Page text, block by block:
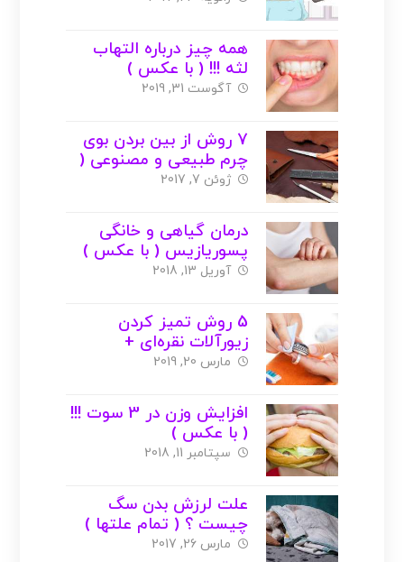
همه چیز درباره التهاب
لثه !!! ( با عکس )
آگوست 31, 2019
7 روش از بین بردن بوی
چرم طبیعی و مصنوعی (
با عکس )
ژوئن 7, 2017
درمان گیاهی و خانگی
پسوریازیس ( با عکس )
آوریل 13, 2018
5 روش تمیز کردن
زیورآلات نقره‌ای +
جلوگیری از سیاه شدن
مارس 20, 2019
افزایش وزن در 3 سوت !!!
( با عکس )
سپتامبر 11, 2018
علت لرزش بدن سگ
چیست ؟ ( تمام علتها )
مارس 26, 2017